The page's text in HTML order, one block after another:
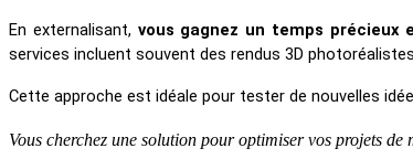
En externalisant, vous gagnez un temps précieux
services incluent souvent des rendus 3D
Cette approche est idéale pour tester de nouvelles
Vous cherchez une solution pour optimiser vos projets